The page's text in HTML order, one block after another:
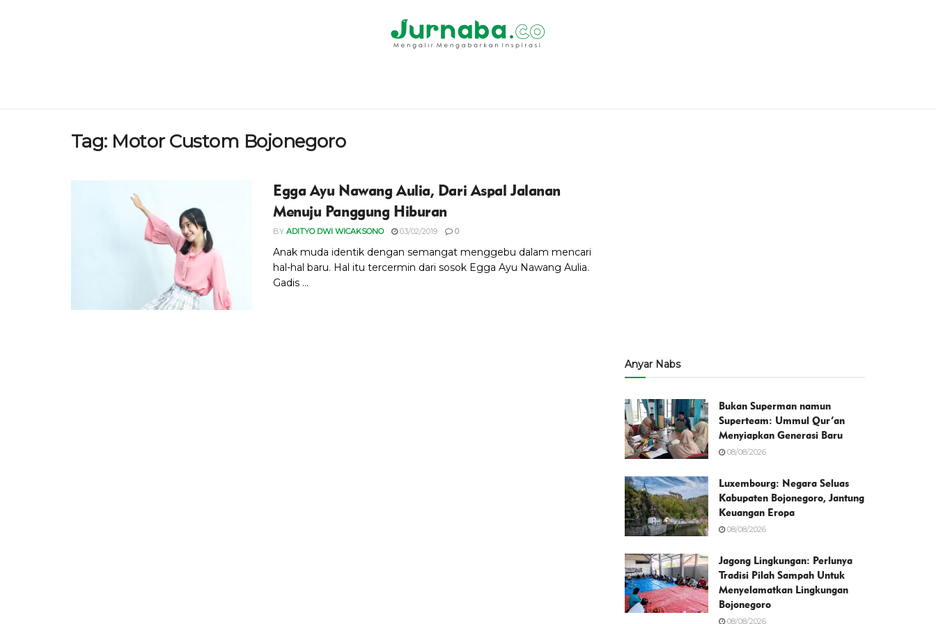
Tag: Motor Custom Bojonegoro
Egga Ayu Nawang Aulia, Dari Aspal Jalanan
Menuju Panggung Hiburan
BY ADITYO DWI WICAKSONO 03/02/2019 0
Anak muda identik dengan semangat menggebu dalam mencari
hal-hal baru. Hal itu tercermin dari sosok Egga Ayu Nawang Aulia.
Gadis ...
Anyar Nabs
Bukan Superman namun
Superteam: Ummul Qur’an
Menyiapkan Generasi Baru
08/08/2026
Luxembourg: Negara Seluas
Kabupaten Bojonegoro, Jantung
Keuangan Eropa
08/08/2026
Jagong Lingkungan: Perlunya
Tradisi Pilah Sampah Untuk
Menyelamatkan Lingkungan
Bojonegoro
08/08/2026